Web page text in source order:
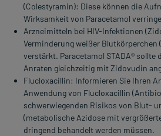
(Colestyramin): Diese können die
Wirksamkeit von Paracetamol
Arzneimitteln bei HIV-Infektionen
Verminderung weißer Blutkörperchen
verstärkt. Paracetamol STADA® sollte
Anraten gleichzeitig mit Zidovudin
Flucloxacillin: Informieren Sie Ihren
Anwendung von Flucloxacillin
schwerwiegenden Risikos von Blut-
(metabolische Azidose mit
dringend behandelt werden müssen.